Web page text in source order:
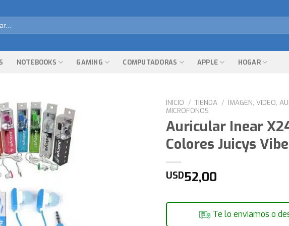
NOTEBOOKS GAMING COMPUTADORAS APPLE HOGAR
INICIO / TIENDA / IMAGEN, VIDEO,
MICRÓFONOS
Auricular Inear
Colores Juicys Vibe
USD52,00
Te lo enviamos o